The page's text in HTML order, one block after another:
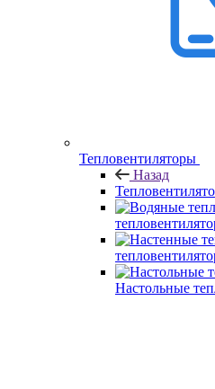
Тепловентиляторы
Назад
Настольные